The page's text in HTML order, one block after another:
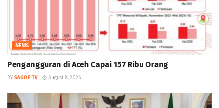
NEWS
Pengangguran di Aceh Capai 157 Ribu Orang
BY SAGOE TV August 8, 2026